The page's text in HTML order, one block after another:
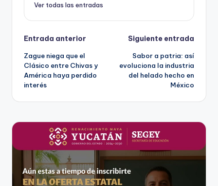
Ver todas las entradas
Navegación
de
entradas
Entrada anterior
Zague niega que el
Clásico entre Chivas y
América haya perdido
interés
Siguiente entrada
Sabor a patria: así
evoluciona la industria
del helado hecho en
México